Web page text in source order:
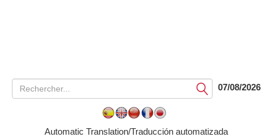
Soumettre07/08/2026
Automatic Translation/Traducción automatizada